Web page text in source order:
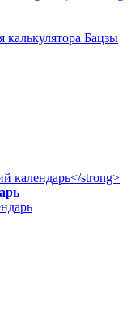
калькулятора Бацзы